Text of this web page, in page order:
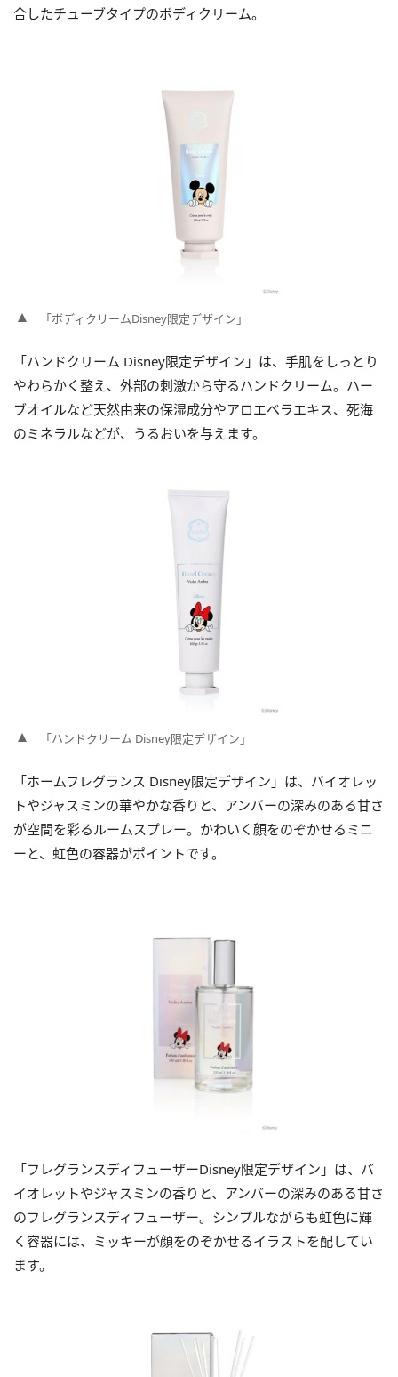
合したチューブタイプのボディクリーム。
「ボディクリームDisney限定デザイン」
「ハンドクリーム Disney限定デザイン」は、手肌をしっとり
やわらかく整え、外部の刺激から守るハンドクリーム。ハー
ブオイルなど天然由来の保湿成分やアロエベラエキス、死海
のミネラルなどが、うるおいを与えます。
「ハンドクリーム Disney限定デザイン」
「ホームフレグランス Disney限定デザイン」は、バイオレッ
トやジャスミンの華やかな香りと、アンバーの深みのある甘さ
が空間を彩るルームスプレー。かわいく顔をのぞかせるミニ
ーと、虹色の容器がポイントです。
「フレグランスディフューザーDisney限定デザイン」は、バ
イオレットやジャスミンの香りと、アンバーの深みのある甘さ
のフレグランスディフューザー。シンプルながらも虹色に輝
く容器には、ミッキーが顔をのぞかせるイラストを配してい
ます。